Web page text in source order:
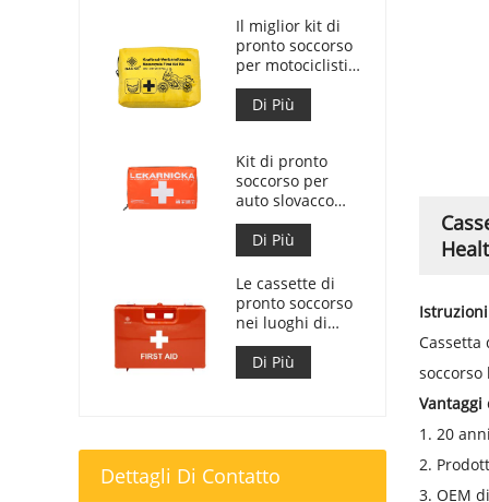
Cassetta
Vantaggi
1. 20
2.
3. OEM
Il miglior kit di
pronto soccorso
per motociclisti
d'avventura per
motociclisti
Di Più
Kit di pronto
soccorso per
auto slovacco
Meet MZ SR
č.143/2009
Di Più
Le cassette di
pronto soccorso
nei luoghi di
lavoro sono
conformi al DM
388 del
Di Più
Dettagli Di Contatto